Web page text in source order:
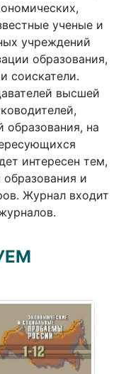
ученые и
учреждений
образования,
соискатели.
высшей
образования, на
интересен тем,
и
Журнал входит